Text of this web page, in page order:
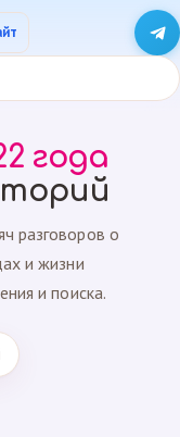
года
разговоров о
и жизни
и поиска.